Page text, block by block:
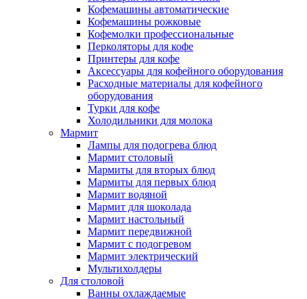
Кофемашины автоматические
Кофемашины рожковые
Кофемолки профессиональные
Перколяторы для кофе
Принтеры для кофе
Аксессуары для кофейного оборудования
Расходные материалы для кофейного
оборудования
Турки для кофе
Холодильники для молока
Мармит
Лампы для подогрева блюд
Мармит столовый
Мармиты для вторых блюд
Мармиты для первых блюд
Мармит водяной
Мармит для шоколада
Мармит настольный
Мармит передвижной
Мармит с подогревом
Мармит электрический
Мультихолдеры
Для столовой
Ванны охлаждаемые